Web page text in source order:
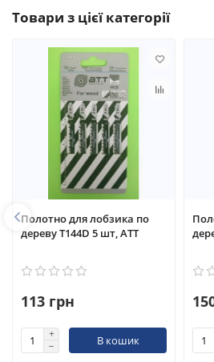
Товари з цієї категорії
Полотно для лобзика по
дереву T144D 5 шт, АТТ
113 грн
В кошик